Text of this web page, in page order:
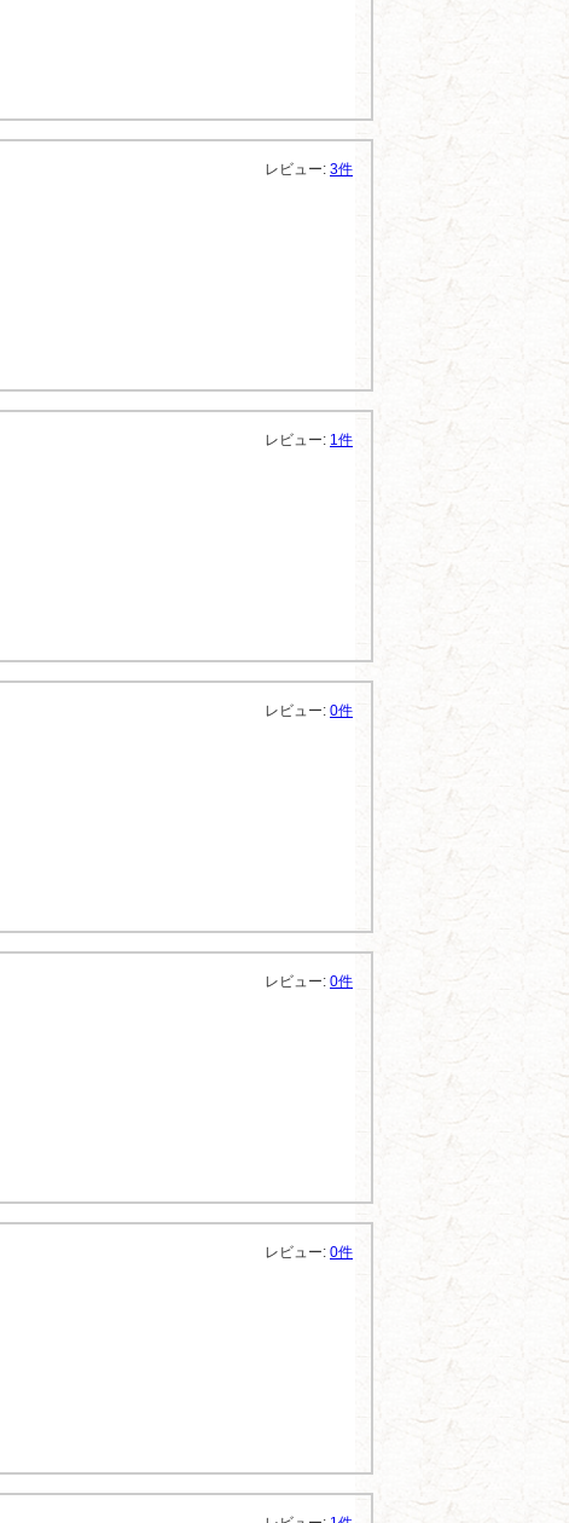
レビュー: 3件
レビュー: 1件
レビュー: 0件
レビュー: 0件
レビュー: 0件